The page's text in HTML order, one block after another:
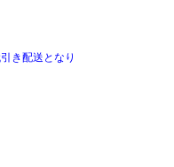
き配送となり